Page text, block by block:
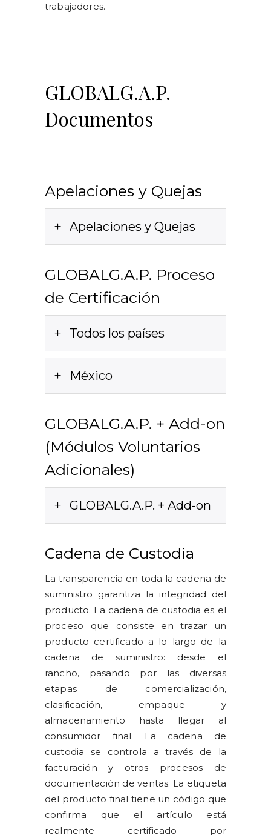
trabajadores.
GLOBALG.A.P.
Documentos
Apelaciones y Quejas
Apelaciones y Quejas
GLOBALG.A.P. Proceso
de Certificación
Todos los países
México
GLOBALG.A.P. + Add-on
(Módulos Voluntarios
Adicionales)
GLOBALG.A.P. + Add-on
Cadena de Custodia
La transparencia en toda la cadena de
suministro garantiza la integridad del
producto. La cadena de custodia es el
proceso que consiste en trazar un
producto certificado a lo largo de la
cadena de suministro: desde el
rancho, pasando por las diversas
etapas de comercialización,
clasificación, empaque y
almacenamiento hasta llegar al
consumidor final. La cadena de
custodia se controla a través de la
facturación y otros procesos de
documentación de ventas. La etiqueta
del producto final tiene un código que
confirma que el artículo está
realmente certificado por